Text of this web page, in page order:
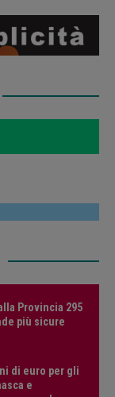
Provincia 295
più sicure
di euro per gli
e